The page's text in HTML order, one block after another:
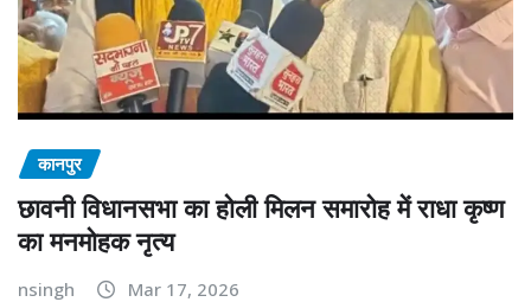
कानपुर
छावनी विधानसभा का होली मिलन समारोह में राधा कृष्ण
का मनमोहक नृत्य
nsingh Mar 17, 2026